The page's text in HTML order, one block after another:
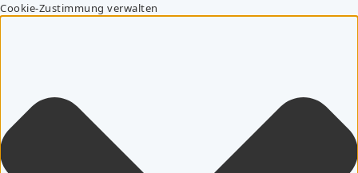
Cookie-Zustimmung verwalten